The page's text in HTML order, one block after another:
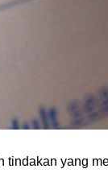
tindakan yang